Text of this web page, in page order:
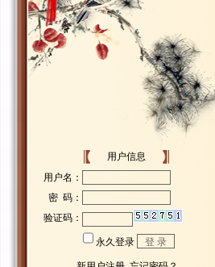
用户信息